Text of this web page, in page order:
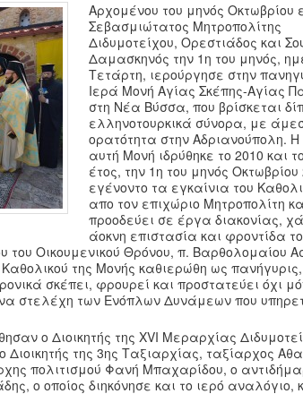
Αρχομένου του μηνός Οκτωβρίου
Σεβασμιώτατος Μητροπολίτης
Διδυμοτείχου, Ορεστιάδος και
Δαμασκηνός την 1η του μηνός,
Τετάρτη, ιερούργησε στην
Ιερά Μονή Αγίας Σκέπης-Αγίας
στη Νέα Βύσσα, που βρίσκεται
ελληνοτουρκικά σύνορα, με
ορατότητα στην Αδριανούπολη.
αυτή Μονή ιδρύθηκε το 2010 και
έτος, την 1η του μηνός Οκτωβρίου
εγένοντο τα εγκαίνια του
απο τον επιχώριο Μητροπολίτη
προοδεύει σε έργα διακονίας,
άοκνη επιστασία και φροντίδα
του Οικουμενικού Θρόνου, π. Βαρθολομαίου
της Μονής καθιερώθη ως πανήγυρις,
σκέπει, φρουρεί και προστατεύει όχι
στελέχη των Ενόπλων Δυνάμεων που
ο Διοικητής της XVI Μεραρχίας
της 3ης Ταξιαρχίας, ταξίαρχος
πολιτισμού Φανή Μπαχαρίδου, ο
ο οποίος διηκόνησε και το ιερό αναλόγιο,